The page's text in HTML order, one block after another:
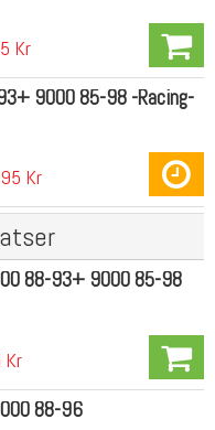
Kr
9000 85-98 -Racing-
Kr
88-93+ 9000 85-98
Kr
88-96